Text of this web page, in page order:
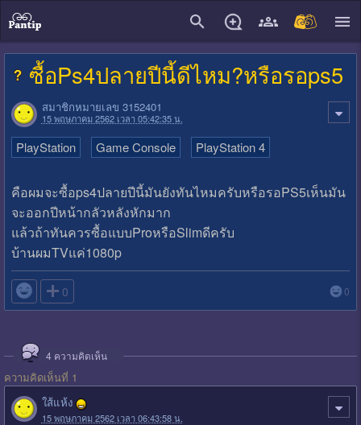
ซื้อPs4ปลายปีนี้ดีไหม?หรือรอps5
สมาชิกหมายเลข 3152401
15 พฤษภาคม 2562 เวลา 05:42:35 น.
PlayStation Game Console PlayStation 4
คือผมจะซื้อps4ปลายปีนี้มันยังทันไหมครับหรือรอPS5เห็นมัน
จะออกปีหน้ากลัวหลังหักมาก
แล้วถ้าทันควรซื้อแบบProหรือSlimดีครับ
บ้านผมTVแค่1080p
 0 0
4 ความคิดเห็น
ความคิดเห็นที่ 1
ใส้แห้ง
15 พฤษภาคม 2562 เวลา 06:43:58 น.
close